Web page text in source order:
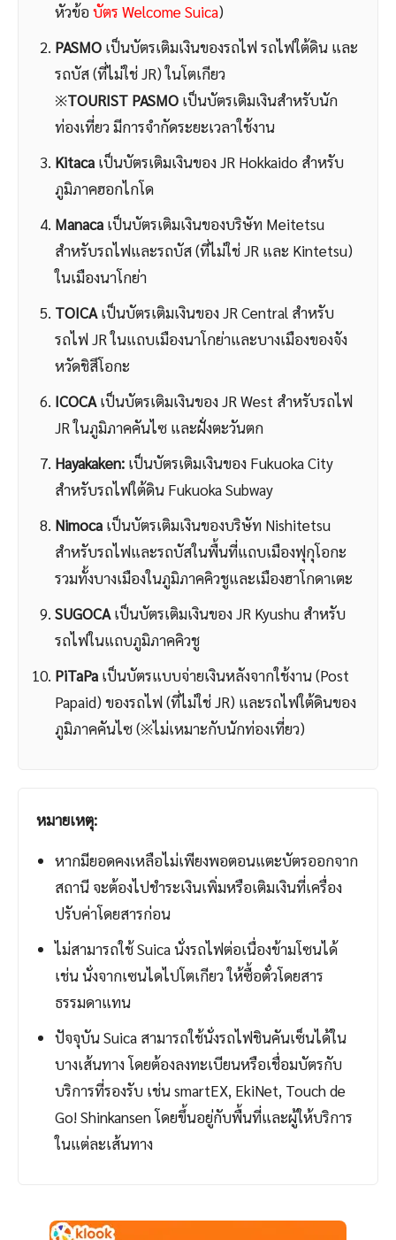
หัวข้อบัตร Welcome Suica)
PASMO เป็นบัตรเติมเงินของรถไฟ รถไฟใต้ดิน และ
รถบัส (ที่ไม่ใช่ JR) ในโตเกียว
※TOURIST PASMO เป็นบัตรเติมเงินสำหรับนัก
ท่องเที่ยว มีการจำกัดระยะเวลาใช้งาน
Kitaca เป็นบัตรเติมเงินของ JR Hokkaido สำหรับ
ภูมิภาคฮอกไกโด
Manaca เป็นบัตรเติมเงินของบริษัท Meitetsu
สำหรับรถไฟและรถบัส (ที่ไม่ใช่ JR และ Kintetsu)
ในเมืองนาโกย่า
TOICAเป็นบัตรเติมเงินของ JR Central สำหรับ
รถไฟ JR ในแถบเมืองนาโกย่าและบางเมืองของจัง
หวัดชิสึโอกะ
ICOCAเป็นบัตรเติมเงินของ JR West สำหรับรถไฟ
JR ในภูมิภาคคันไซ และฝั่งตะวันตก
Hayakaken: เป็นบัตรเติมเงินของ Fukuoka City
สำหรับรถไฟใต้ดิน Fukuoka Subway
Nimoca เป็นบัตรเติมเงินของบริษัท Nishitetsu
สำหรับรถไฟและรถบัสในพื้นที่แถบเมืองฟุกุโอกะ
รวมทั้งบางเมืองในภูมิภาคคิวชูและเมืองฮาโกดาเตะ
SUGOCAเป็นบัตรเติมเงินของ JR Kyushu สำหรับ
รถไฟในแถบภูมิภาคคิวชู
PiTaPa เป็นบัตรแบบจ่ายเงินหลังจากใช้งาน (Post
Papaid) ของรถไฟ (ที่ไม่ใช่ JR) และรถไฟใต้ดินของ
ภูมิภาคคันไซ (※ไม่เหมาะกับนักท่องเที่ยว)
หมายเหตุ:
หากมียอดคงเหลือไม่เพียงพอตอนแตะบัตรออกจาก
สถานี จะต้องไปชำระเงินเพิ่มหรือเติมเงินที่เครื่อง
ปรับค่าโดยสารก่อน
ไม่สามารถใช้ Suica นั่งรถไฟต่อเนื่องข้ามโซนได้
เช่น นั่งจากเซนไดไปโตเกียว ให้ซื้อตั๋วโดยสาร
ธรรมดาแทน
ปัจจุบัน Suica สามารถใช้นั่งรถไฟชินคันเซ็นได้ใน
บางเส้นทาง โดยต้องลงทะเบียนหรือเชื่อมบัตรกับ
บริการที่รองรับ เช่น smartEX, EkiNet, Touch de
Go! Shinkansen โดยขึ้นอยู่กับพื้นที่และผู้ให้บริการ
ในแต่ละเส้นทาง